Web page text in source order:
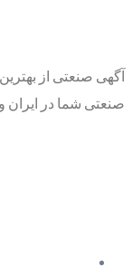
آگهی صنعتی از
صنعتی شما در ایران